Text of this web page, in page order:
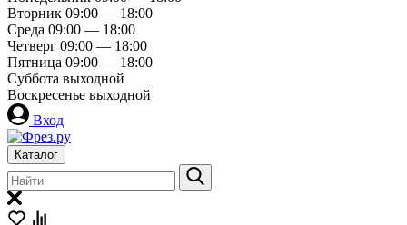
Вторник 09:00 — 18:00
Среда 09:00 — 18:00
Четверг 09:00 — 18:00
Пятница 09:00 — 18:00
Суббота выходной
Воскресенье выходной
Вход
Каталог